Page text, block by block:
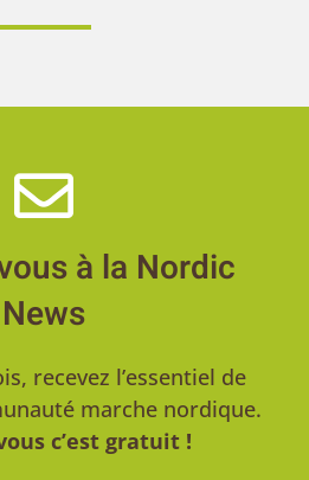
à la Nordic
News
recevez l’essentiel de
marche nordique.
c’est gratuit !